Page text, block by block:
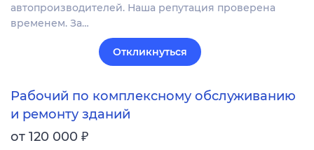
автопроизводителей. Наша репутация проверена
временем. За…
Откликнуться
Рабочий по комплексному обслуживанию
и ремонту зданий
от 120 000 ₽